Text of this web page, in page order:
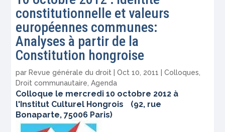
constitutionnelle et valeurs
européennes communes:
Analyses à partir de la
Constitution hongroise
par Revue générale du droit |Oct 10, 2011 |Colloques
Droit communautaire ,Agenda
Colloque le mercredi 10 octobre 2012 à
l'Institut Culturel Hongrois (92, rue
Bonaparte, 75006 Paris)